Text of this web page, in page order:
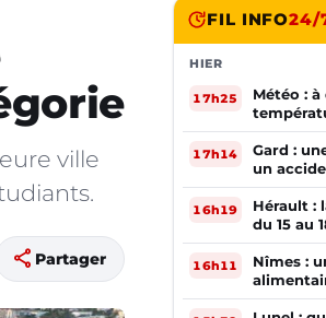
ville
share Partager
FIL INFO24/
HIER
17h25
Météo :
17h14
Gard :
un
16h19
Hérault :
du 15 au
16h11
Nîmes :
Ouverte